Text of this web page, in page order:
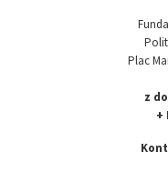
Plac
z
+